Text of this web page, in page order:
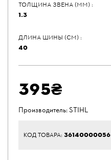
ТОЛЩИНА ЗВЕНА (ММ) :
1.3
ДЛИНА ШИНЫ (СМ) :
40
395₴
Производитель:STIHL
КОД ТОВАРА: 36140000056